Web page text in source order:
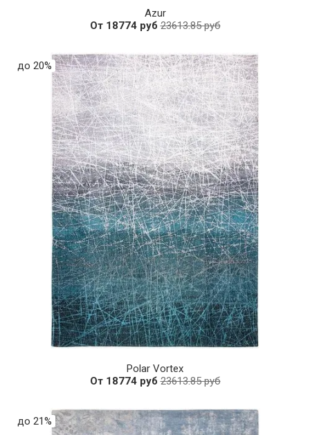
Azur
От 18774 руб23613.85 руб
до 20%
Polar Vortex
От 18774 руб23613.85 руб
до 21%